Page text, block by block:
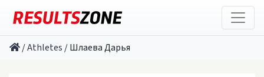
/Athletes /Шлаева Дарья